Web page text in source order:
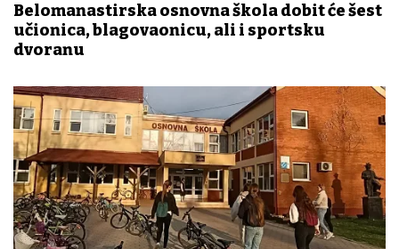
Belomanastirska osnovna škola dobit će šest
učionica, blagovaonicu, ali i sportsku
dvoranu